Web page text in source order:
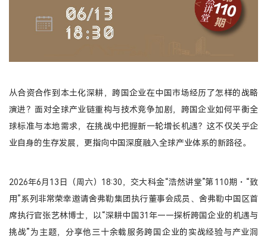
MTT考生登录
TFMBA考生登录
从合资合作到本土化深耕，跨国企业在中国市场经历了怎样的战略
演进？面对全球产业链重构与技术竞争加剧，跨国企业如何平衡全
球标准与本地需求，在挑战中把握新一轮增长机遇？这不仅关乎企
业自身的生存发展，更指向中国深度融入全球产业体系的新路径。
2026年6月13日（周六）18:30，交大科金“浩然讲堂”第110期・“致
用”系列非常荣幸邀请舍弗勒集团执行董事会成员、舍弗勒中国区首
席执行官张艺林博士，以“深耕中国31年——探析跨国企业的机遇与
挑战”为主题，分享他三十余载服务跨国企业的实战经验与产业洞